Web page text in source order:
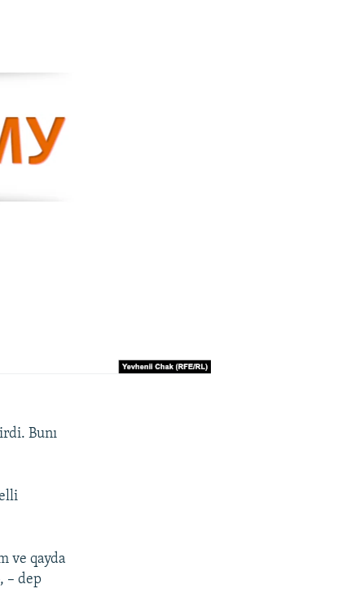
Bunı
ve qayda
– dep